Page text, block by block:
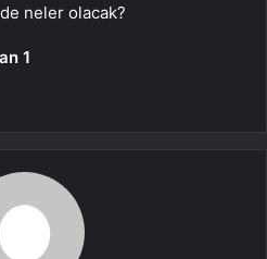
neler olacak?
1